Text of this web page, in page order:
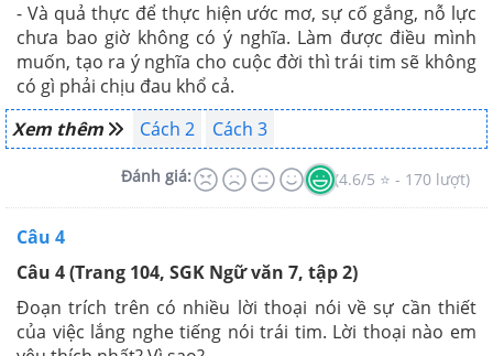
- Và quả thực để thực hiện ước mơ, sự cố gắng, nỗ lực
chưa bao giờ không có ý nghĩa. Làm được điều mình
muốn, tạo ra ý nghĩa cho cuộc đời thì trái tim sẽ không
có gì phải chịu đau khổ cả.
Xem thêm
Cách 2 Cách 3
Đánh giá: (4.6/5 ⭐ - 170 lượt)
Câu 4
Câu 4 (Trang 104, SGK Ngữ văn 7, tập 2)
Đoạn trích trên có nhiều lời thoại nói về sự cần thiết
của việc lắng nghe tiếng nói trái tim. Lời thoại nào em